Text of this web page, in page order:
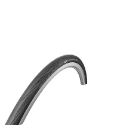
від
905 грн.